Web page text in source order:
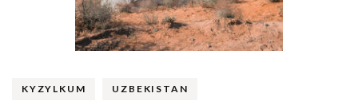
KYZYLKUM UZBEKISTAN